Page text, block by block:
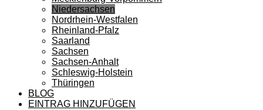
Niedersachsen
Nordrhein-Westfalen
Rheinland-Pfalz
Saarland
Sachsen
Sachsen-Anhalt
Schleswig-Holstein
Thüringen
BLOG
EINTRAG HINZUFÜGEN